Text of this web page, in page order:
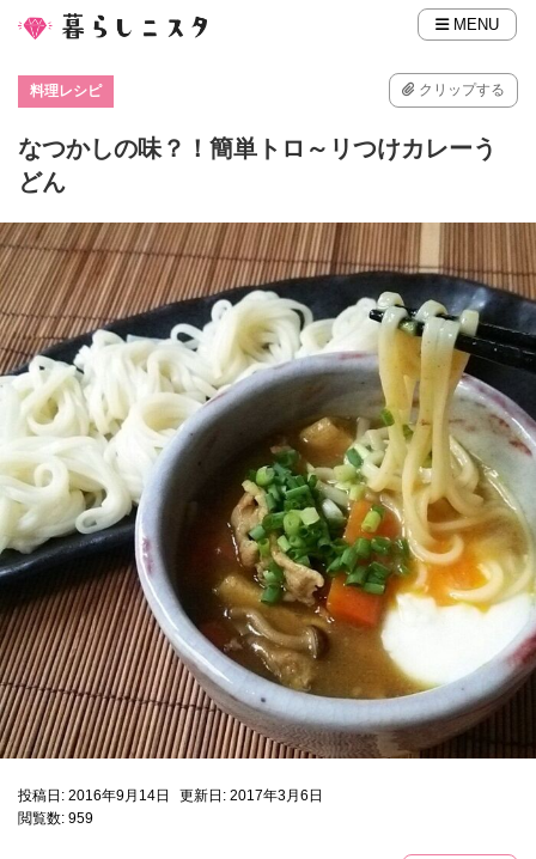
MENU
料理レシピ クリップする
なつかしの味？！簡単トロ～リつけカレーう
どん
投稿日: 2016年9月14日
更新日: 2017年3月6日
閲覧数: 959